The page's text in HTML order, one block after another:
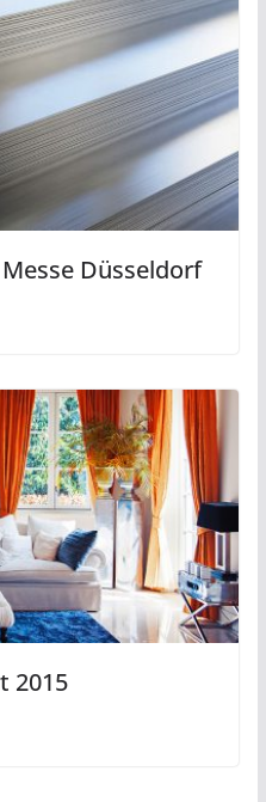
Düsseldorf
2015